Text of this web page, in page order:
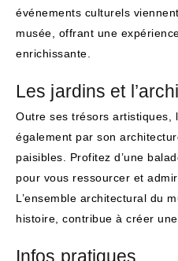
événements culturels
musée, offrant une
enrichissante.
Les jardins et
Outre ses trésors artistiques,
également par son
paisibles. Profitez d’une
pour vous ressourcer et
L’ensemble architectural du
histoire, contribue à créer
Infos pratiques